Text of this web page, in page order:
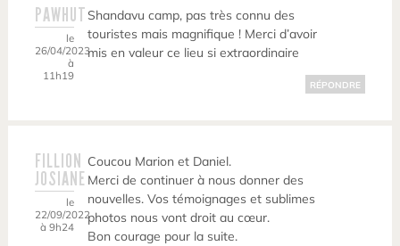
PAWHUT
le
26/04/2023
à
11h19
Shandavu camp, pas très connu des
touristes mais magnifique ! Merci d’avoir
mis en valeur ce lieu si extraordinaire
RÉPONDRE
FILLION
JOSIANE
le
22/09/2022
à 9h24
Coucou Marion et Daniel.
Merci de continuer à nous donner des
nouvelles. Vos témoignages et sublimes
photos nous vont droit au cœur.
Bon courage pour la suite.